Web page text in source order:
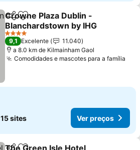
PartilharAdicionar aos favoritos
Crowne Plaza Dublin -
Blanchardstown by IHG
Ver preços
4 Estrelas
9,1 Excelente
11.040
a 8.0 km de Kilmainham Gaol
Comodidades e mascotes para a família
15 sites Ver preços
The Green Isle Hotel